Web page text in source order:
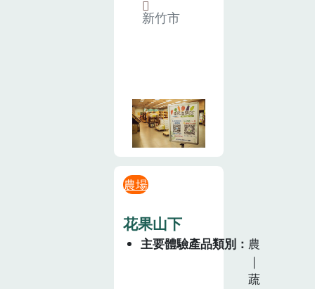
新竹市
農場
花果山下
主要體驗產品類別
農
｜
蔬